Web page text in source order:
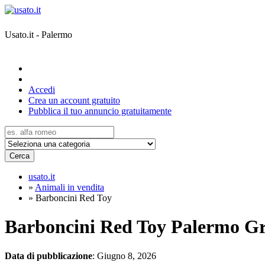
Usato.it - Palermo
Accedi
Crea un account gratuito
Pubblica il tuo annuncio gratuitamente
Cerca
usato.it
» Animali in vendita
» Barboncini Red Toy
Barboncini Red Toy Palermo
Data di pubblicazione: Giugno 8, 2026